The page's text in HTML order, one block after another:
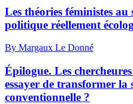
Les théories féministes au
politique réellement
By Margaux Le Donné
Épilogue. Les
essayer de transformer la
conventionnelle ?